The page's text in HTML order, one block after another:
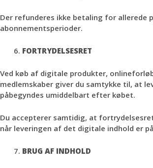
Der refunderes ikke betaling for allerede
abonnementsperioder.
FORTRYDELSESRET
Ved køb af digitale produkter,
medlemskaber giver du samtykke til, at
påbegyndes umiddelbart efter købet.
Du accepterer samtidig, at
når leveringen af det digitale indhold er
BRUG AF INDHOLD